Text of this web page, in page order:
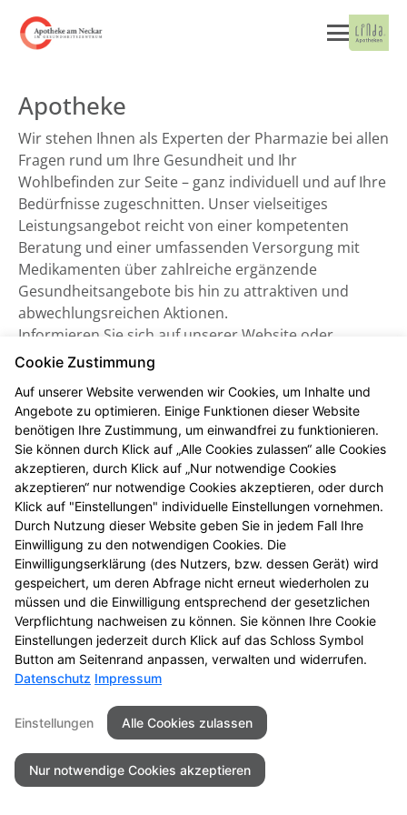
Apotheke
Wir stehen Ihnen als Experten der Pharmazie bei allen
Fragen rund um Ihre Gesundheit und Ihr
Wohlbefinden zur Seite – ganz individuell und auf Ihre
Bedürfnisse zugeschnitten. Unser vielseitiges
Leistungsangebot reicht von einer kompetenten
Beratung und einer umfassenden Versorgung mit
Medikamenten über zahlreiche ergänzende
Gesundheitsangebote bis hin zu attraktiven und
abwechlungsreichen Aktionen.
Informieren Sie sich auf unserer Website oder
besuchen Sie uns direkt vor Ort. Wir freuen uns auf
Seitenübersicht Kontakt
Impressum
Datenschutz
© 2026 Apotheke am Neckar
Cookie Zustimmung
Auf unserer Website verwenden wir Cookies, um Inhalte und
Angebote zu optimieren. Einige Funktionen dieser Website
benötigen Ihre Zustimmung, um einwandfrei zu funktionieren.
Sie können durch Klick auf „Alle Cookies zulassen“ alle Cookies
akzeptieren, durch Klick auf „Nur notwendige Cookies
akzeptieren“ nur notwendige Cookies akzeptieren, oder durch
Klick auf "Einstellungen" individuelle Einstellungen vornehmen.
Durch Nutzung dieser Website geben Sie in jedem Fall Ihre
Einwilligung zu den notwendigen Cookies. Die
Einwilligungserklärung (des Nutzers, bzw. dessen Gerät) wird
gespeichert, um deren Abfrage nicht erneut wiederholen zu
müssen und die Einwilligung entsprechend der gesetzlichen
Verpflichtung nachweisen zu können. Sie können Ihre Cookie
Einstellungen jederzeit durch Klick auf das Schloss Symbol
Button am Seitenrand anpassen, verwalten und widerrufen.
Datenschutz Impressum
Einstellungen Alle Cookies zulassen
Nur notwendige Cookies akzeptieren